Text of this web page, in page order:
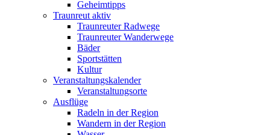
Geheimtipps
Traunreut aktiv
Traunreuter Radwege
Traunreuter Wanderwege
Bäder
Sportstätten
Kultur
Veranstaltungskalender
Veranstaltungsorte
Ausflüge
Radeln in der Region
Wandern in der Region